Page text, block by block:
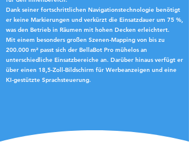
Dank seiner fortschrittlichen Navigationstechnologie benötigt
er keine Markierungen und verkürzt die Einsatzdauer um 75 %,
was den Betrieb in Räumen mit hohen Decken erleichtert.
Mit einem besonders großen Szenen-Mapping von bis zu
200.000 m² passt sich der BellaBot Pro mühelos an
unterschiedliche Einsatzbereiche an. Darüber hinaus verfügt er
über einen 18,5-Zoll-Bildschirm für Werbeanzeigen und eine
KI-gestützte Sprachsteuerung.